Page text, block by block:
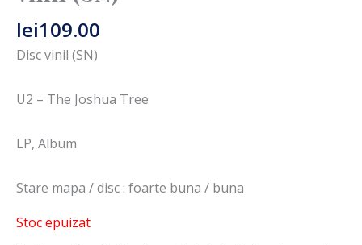
lei109.00
Disc vinil (SN)
U2 – The Joshua Tree
LP, Album
Stare mapa / disc : foarte buna / buna
Stoc epuizat